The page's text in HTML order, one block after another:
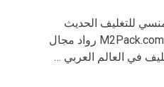
للتغليف الحديث
والصناعات الهندسية العصرية M2Pack.com رواد مجال
في العالم العربي …